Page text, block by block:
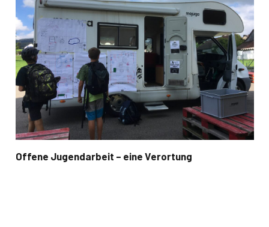
Offene Jugendarbeit – eine Verortung